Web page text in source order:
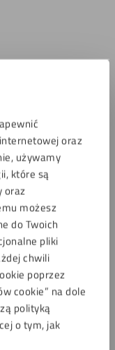
oraz
używamy
które są
oraz
możesz
do Twoich
pliki
chwili
poprzez
cookie” na dole
polityką
o tym, jak